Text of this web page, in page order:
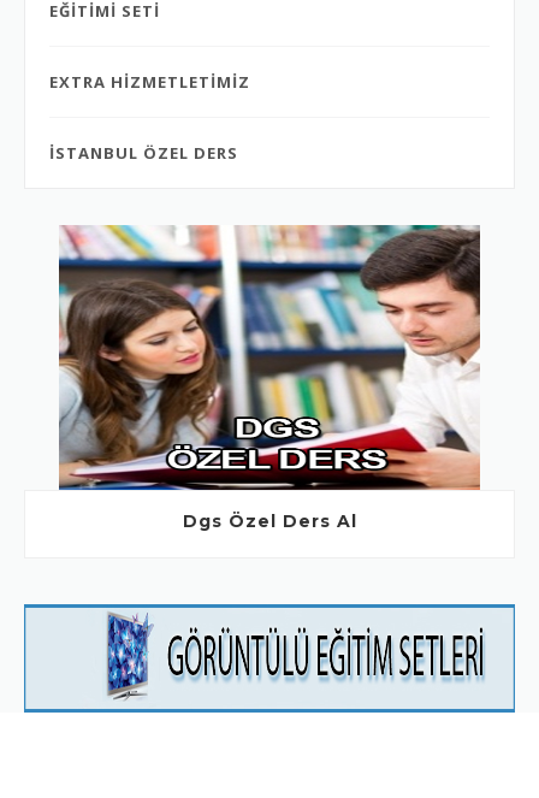
EĞİTİMİ SETİ
EXTRA HİZMETLETİMİZ
İSTANBUL ÖZEL DERS
Dgs Özel Ders Al